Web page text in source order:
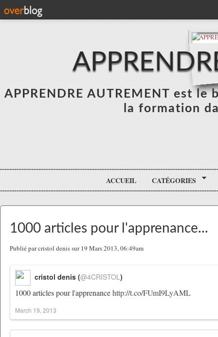
APPRENDRE AUTREMENT est
la formation
ACCUEIL CATÉGORIES
1000 articles pour l'apprenance...
Publié par cristol denis sur 19 Mars 2013, 06:49am
1000 articles pour l'apprenancehttp://t.co/FUmI9LyAML
cristol denis (@4CRISTOL)
March 19, 2013